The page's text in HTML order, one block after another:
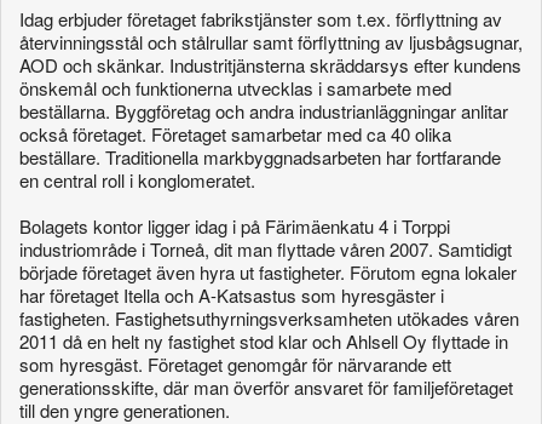
Idag erbjuder företaget fabrikstjänster som t.ex. förflyttning av
återvinningsstål och stålrullar samt förflyttning av ljusbågsugnar,
AOD och skänkar. Industritjänsterna skräddarsys efter kundens
önskemål och funktionerna utvecklas i samarbete med
beställarna. Byggföretag och andra industrianläggningar anlitar
också företaget. Företaget samarbetar med ca 40 olika
beställare. Traditionella markbyggnadsarbeten har fortfarande
en central roll i konglomeratet.
Bolagets kontor ligger idag i på Färimäenkatu 4 i Torppi
industriområde i Torneå, dit man flyttade våren 2007. Samtidigt
började företaget även hyra ut fastigheter. Förutom egna lokaler
har företaget Itella och A-Katsastus som hyresgäster i
fastigheten. Fastighetsuthyrningsverksamheten utökades våren
2011 då en helt ny fastighet stod klar och Ahlsell Oy flyttade in
som hyresgäst. Företaget genomgår för närvarande ett
generationsskifte, där man överför ansvaret för familjeföretaget
till den yngre generationen.